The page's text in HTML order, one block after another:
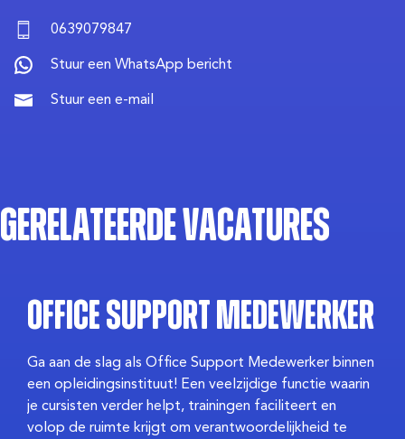
0639079847
Stuur een WhatsApp bericht
Stuur een e-mail
Gerelateerde vacatures
Office Support Medewerker
Ga aan de slag als Office Support Medewerker binnen
een opleidingsinstituut! Een veelzijdige functie waarin
je cursisten verder helpt, trainingen faciliteert en
volop de ruimte krijgt om verantwoordelijkheid te